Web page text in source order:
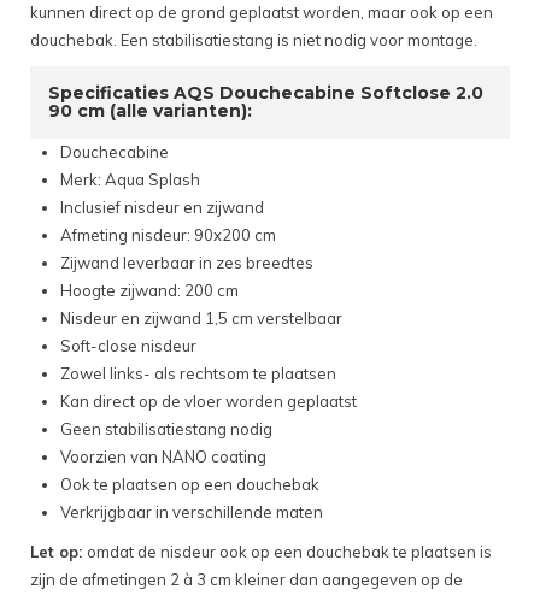
kunnen direct op de grond geplaatst worden, maar ook op een
douchebak. Een stabilisatiestang is niet nodig voor montage.
Specificaties AQS Douchecabine Softclose 2.0
90 cm (alle varianten):
Douchecabine
Merk: Aqua Splash
Inclusief nisdeur en zijwand
Afmeting nisdeur: 90x200 cm
Zijwand leverbaar in zes breedtes
Hoogte zijwand: 200 cm
Nisdeur en zijwand 1,5 cm verstelbaar
Soft-close nisdeur
Zowel links- als rechtsom te plaatsen
Kan direct op de vloer worden geplaatst
Geen stabilisatiestang nodig
Voorzien van NANO coating
Ook te plaatsen op een douchebak
Verkrijgbaar in verschillende maten
Let op: omdat de nisdeur ook op een douchebak te plaatsen is
zijn de afmetingen 2 à 3 cm kleiner dan aangegeven op de